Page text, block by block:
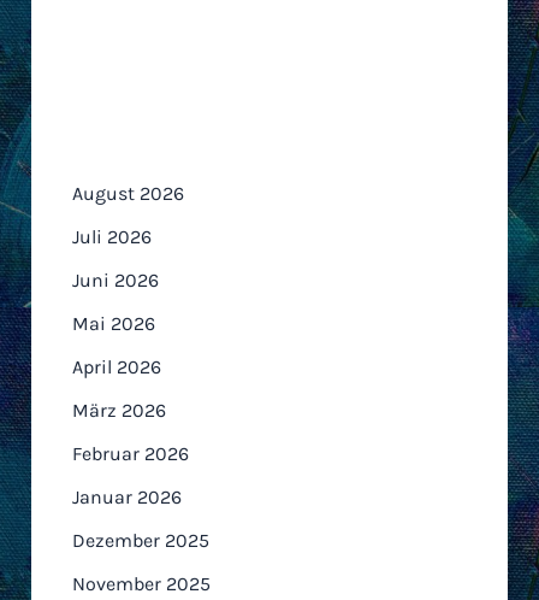
August 2026
Juli 2026
Juni 2026
Mai 2026
April 2026
März 2026
Februar 2026
Januar 2026
Dezember 2025
November 2025